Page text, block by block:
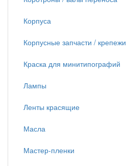
Корпуса
Корпусные запчасти / крепежи
Краска для минитипографий
Лампы
Ленты красящие
Масла
Мастер-пленки